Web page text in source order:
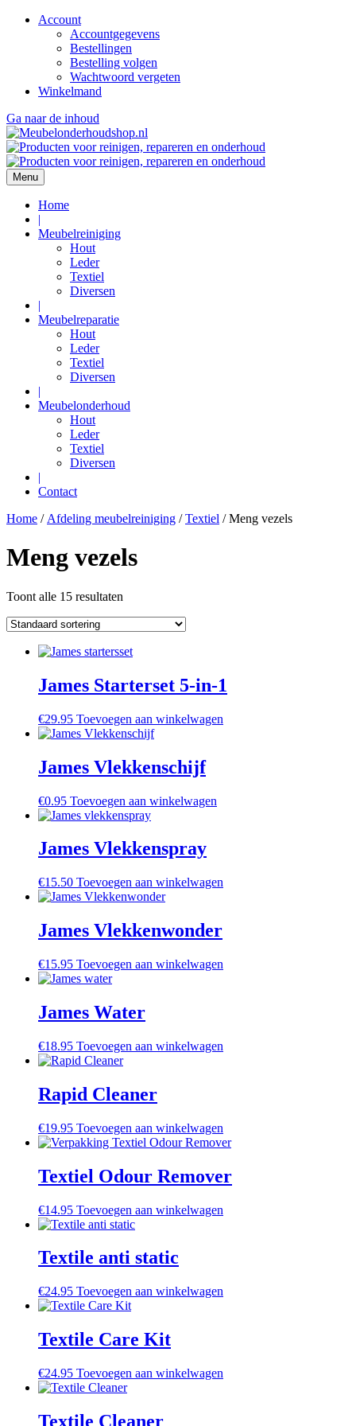
Account
Accountgegevens
Bestellingen
Bestelling volgen
Wachtwoord vergeten
Winkelmand
Ga naar de inhoud
Menu
Home
|
Meubelreiniging
Hout
Leder
Textiel
Diversen
|
Meubelreparatie
Hout
Leder
Textiel
Diversen
|
Meubelonderhoud
Hout
Leder
Textiel
Diversen
|
Contact
Home / Afdeling meubelreiniging /Textiel / Meng vezels
Meng vezels
Toont alle 15 resultaten
James Starterset 5-in-1
€29.95 Toevoegen aan winkelwagen
James Vlekkenschijf
€0.95 Toevoegen aan winkelwagen
James Vlekkenspray
€15.50 Toevoegen aan winkelwagen
James Vlekkenwonder
€15.95 Toevoegen aan winkelwagen
James Water
€18.95 Toevoegen aan winkelwagen
Rapid Cleaner
€19.95 Toevoegen aan winkelwagen
Textiel Odour Remover
€14.95 Toevoegen aan winkelwagen
Textile anti static
€24.95 Toevoegen aan winkelwagen
Textile Care Kit
€24.95 Toevoegen aan winkelwagen
Textile Cleaner